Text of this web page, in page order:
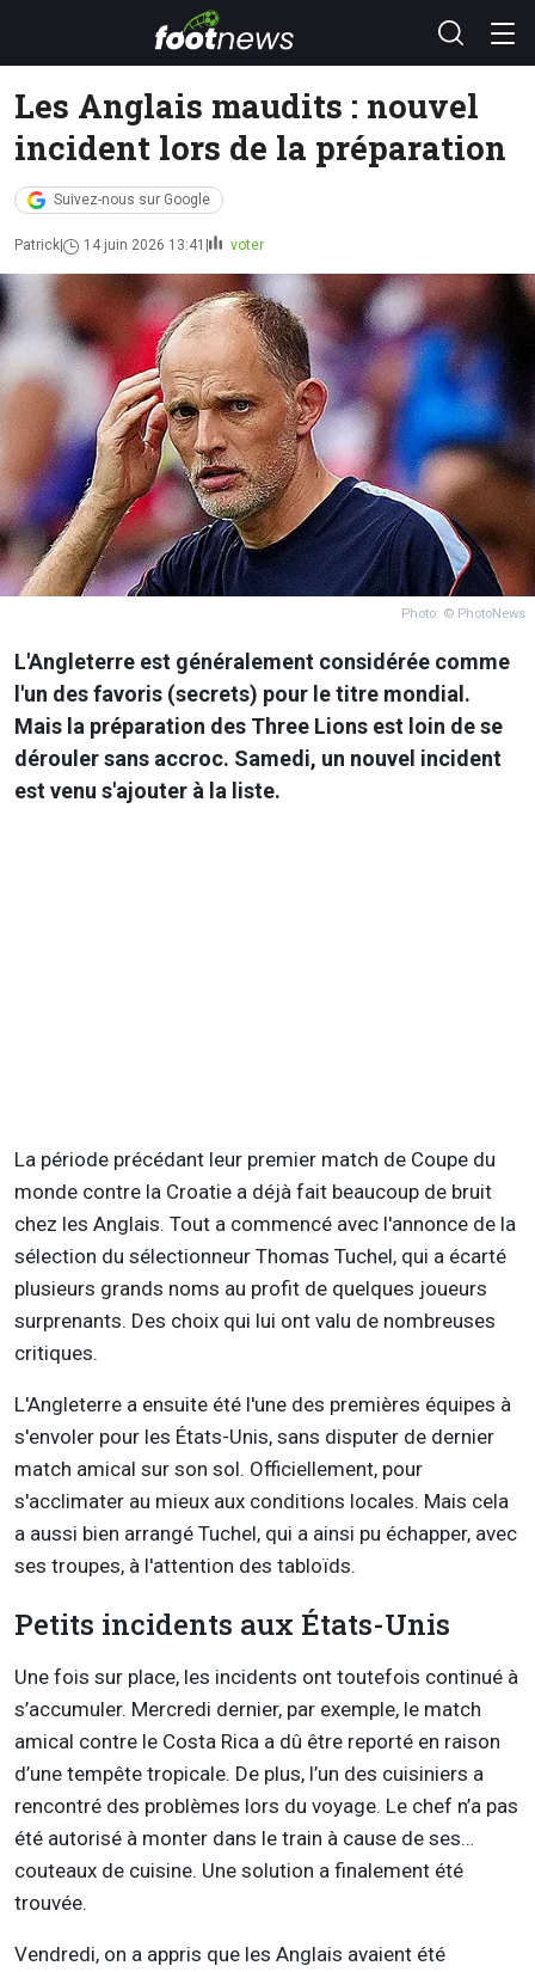
Les Anglais maudits : nouvel
incident lors de la préparation
Suivez-nous sur Google
Patrick 14 juin 2026 13:41 voter
Photo: © PhotoNews
L'Angleterre est généralement considérée comme
l'un des favoris (secrets) pour le titre mondial.
Mais la préparation des Three Lions est loin de se
dérouler sans accroc. Samedi, un nouvel incident
est venu s'ajouter à la liste.
La période précédant leur premier match de Coupe du
monde contre la Croatie a déjà fait beaucoup de bruit
chez les Anglais. Tout a commencé avec l'annonce de la
sélection du sélectionneur Thomas Tuchel, qui a écarté
plusieurs grands noms au profit de quelques joueurs
surprenants. Des choix qui lui ont valu de nombreuses
critiques.
L'Angleterre a ensuite été l'une des premières équipes à
s'envoler pour les États-Unis, sans disputer de dernier
match amical sur son sol. Officiellement, pour
s'acclimater au mieux aux conditions locales. Mais cela
a aussi bien arrangé Tuchel, qui a ainsi pu échapper, avec
ses troupes, à l'attention des tabloïds.
Petits incidents aux États-Unis
Une fois sur place, les incidents ont toutefois continué à
s’accumuler. Mercredi dernier, par exemple, le match
amical contre le Costa Rica a dû être reporté en raison
d’une tempête tropicale. De plus, l’un des cuisiniers a
rencontré des problèmes lors du voyage. Le chef n’a pas
été autorisé à monter dans le train à cause de ses…
couteaux de cuisine. Une solution a finalement été
trouvée.
Vendredi, on a appris que les Anglais avaient été